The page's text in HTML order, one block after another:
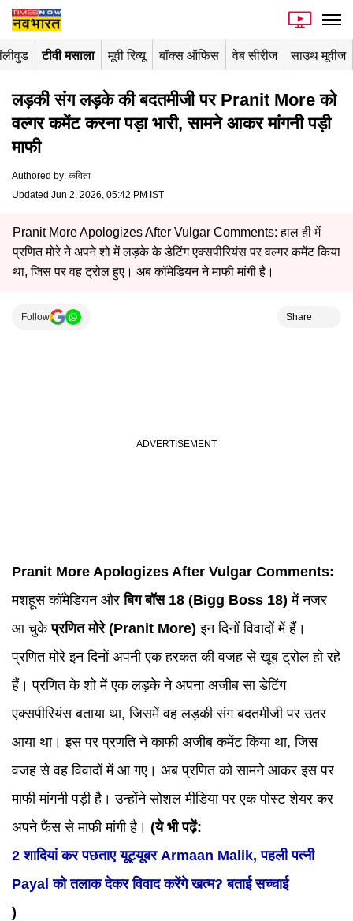
टीवी मसाला मूवी रिव्यू बॉक्स ऑफिस वेब सीरीज साउथ मूवीज
लड़की संग लड़के की बदतमीजी पर Pranit More को
वल्गर कमेंट करना पड़ा भारी, सामने आकर मांगनी पड़ी
माफी
Authored by: कविता
Updated Jun 2, 2026, 05:42 PM IST
Pranit More Apologizes After Vulgar Comments: हाल ही में
प्रणित मोरे ने अपने शो में लड़के के डेटिंग एक्सपीरियंस पर वल्गर कमेंट किया
था, जिस पर वह ट्रोल हुए। अब कॉमेडियन ने माफी मांगी है।
Follow Share
Pranit More Apologizes After Vulgar Comments:
मशहूस कॉमेडियन औरबिग बॉस 18 (Bigg Boss 18)में नजर
आ चुकेप्रणित मोरे (Pranit More) इन दिनों विवादों में हैं।
प्रणित मोरे इन दिनों अपनी एक हरकत की वजह से खूब ट्रोल हो रहे
हैं। प्रणित के शो में एक लड़के ने अपना अजीब सा डेटिंग
एक्सपीरियंस बताया था, जिसमें वह लड़की संग बदतमीजी पर उतर
आया था। इस पर प्रणति ने काफी अजीब कमेंट किया था, जिस
वजह से वह विवादों में आ गए। अब प्रणित को सामने आकर इस पर
माफी मांगनी पड़ी है। उन्होंने सोशल मीडिया पर एक पोस्ट शेयर कर
अपने फैंस से माफी मांगी है। (ये भी पढ़ें:
2 शादियां कर पछताए यूट्यूबर Armaan Malik, पहली पत्नी
Payal को तलाक देकर विवाद करेंगे खत्म? बताई सच्चाई
)